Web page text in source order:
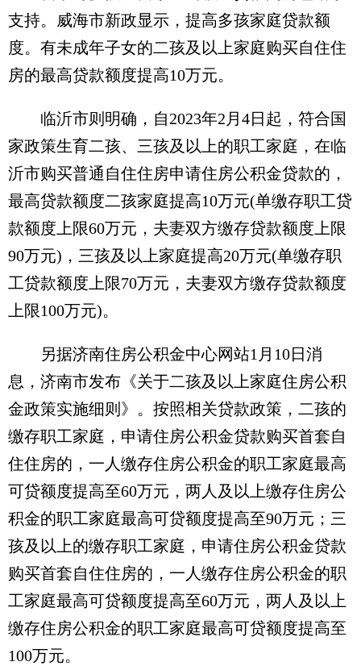
支持。威海市新政显示，提高多孩家庭贷款额
度。有未成年子女的二孩及以上家庭购买自住住
房的最高贷款额度提高10万元。
临沂市则明确，自2023年2月4日起，符合国
家政策生育二孩、三孩及以上的职工家庭，在临
沂市购买普通自住住房申请住房公积金贷款的，
最高贷款额度二孩家庭提高10万元(单缴存职工贷
款额度上限60万元，夫妻双方缴存贷款额度上限
90万元)，三孩及以上家庭提高20万元(单缴存职
工贷款额度上限70万元，夫妻双方缴存贷款额度
上限100万元)。
另据济南住房公积金中心网站1月10日消
息，济南市发布《关于二孩及以上家庭住房公积
金政策实施细则》。按照相关贷款政策，二孩的
缴存职工家庭，申请住房公积金贷款购买首套自
住住房的，一人缴存住房公积金的职工家庭最高
可贷额度提高至60万元，两人及以上缴存住房公
积金的职工家庭最高可贷额度提高至90万元；三
孩及以上的缴存职工家庭，申请住房公积金贷款
购买首套自住住房的，一人缴存住房公积金的职
工家庭最高可贷额度提高至60万元，两人及以上
缴存住房公积金的职工家庭最高可贷额度提高至
100万元。